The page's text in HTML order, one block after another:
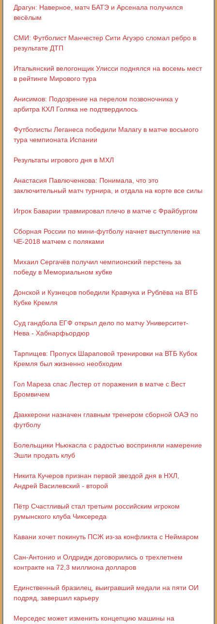
Драгун: Наверное, матч БАТЭ и Арсенала получился
весёлым
СМИ: Футболист Манчестер Сити Агуэро сломал ребро в
результате ДТП
Итальянский велогонщик Улисси поднялся на восемь мест
в рейтинге Мирового тура
Анисимов: Подозрение на перелом позвоночника у
арбитра КХЛ Голяка не подтвердилось
Футболисты Леганеса победили Малагу в матче восьмого
тура чемпионата Испании
Результаты игрового дня в МХЛ
Анастасия Павлюченкова: Понимала, что это
заключительный матч турнира, и отдала на корте все силы
Игрок Баварии травмировал плечо в матче с Фрайбургом
Сборная России по мини-футболу начнет выступление на
ЧЕ-2018 матчем с поляками
Михаил Сергачёв получил чемпионский перстень за
победу в Мемориальном кубке
Донской и Кузнецов победили Кравчука и Рублёва на ВТБ
Кубке Кремля
Суд гандбола ЕГФ открыл дело по матчу Университет-
Нева - Хабнарфьордюр
Тарпищев: Пропуск Шараповой тренировки на ВТБ Кубок
Кремля был жизненно необходим
Гол Мареза спас Лестер от поражения в матче с Вест
Бромвичем
Дзаккерони назначен главным тренером сборной ОАЭ по
футболу
Болельщики Ньюкасла с радостью восприняли намерение
Эшли продать клуб
Никита Кучеров признан первой звездой дня в НХЛ,
Андрей Василевский - второй
Пётр Счастливый стал третьим российским игроком
румынского клуба Чиксереда
Кавани хочет покинуть ПСЖ из-за конфликта с Неймаром
Сан-Антонио и Олдридж договорились о трехлетнем
контракте на 72,3 миллиона долларов
Единственный бразилец, выигравший медали на пяти ОИ
подряд, завершил карьеру
Мерседес может изменить концепцию машины на